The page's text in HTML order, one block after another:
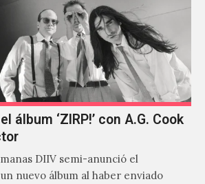
álbum ‘ZIRP!’ con A.G. Cook
DIIV semi-anunció el
nuevo álbum al haber enviado